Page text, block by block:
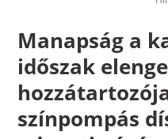
Manapság a
időszak
színpompás